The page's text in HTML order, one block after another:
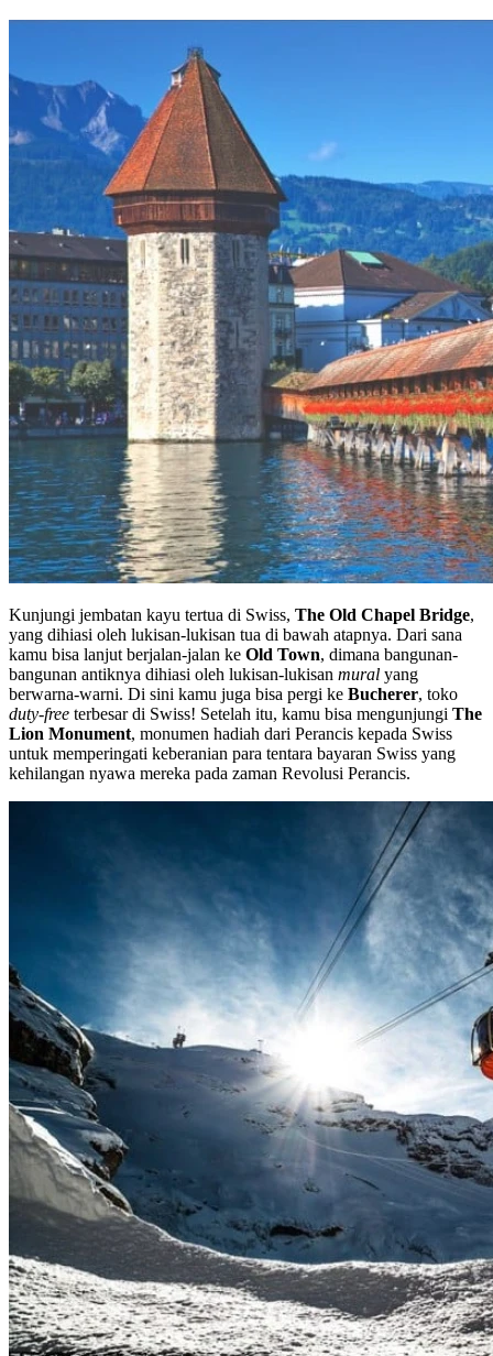
Kunjungi jembatan kayu tertua di Swiss, The Old Chapel Bridge,
yang dihiasi oleh lukisan-lukisan tua di bawah atapnya. Dari sana
kamu bisa lanjut berjalan-jalan ke Old Town, dimana bangunan-
bangunan antiknya dihiasi oleh lukisan-lukisan mural yang
berwarna-warni. Di sini kamu juga bisa pergi ke Bucherer, toko
duty-free terbesar di Swiss! Setelah itu, kamu bisa mengunjungi The
Lion Monument, monumen hadiah dari Perancis kepada Swiss
untuk memperingati keberanian para tentara bayaran Swiss yang
kehilangan nyawa mereka pada zaman Revolusi Perancis.